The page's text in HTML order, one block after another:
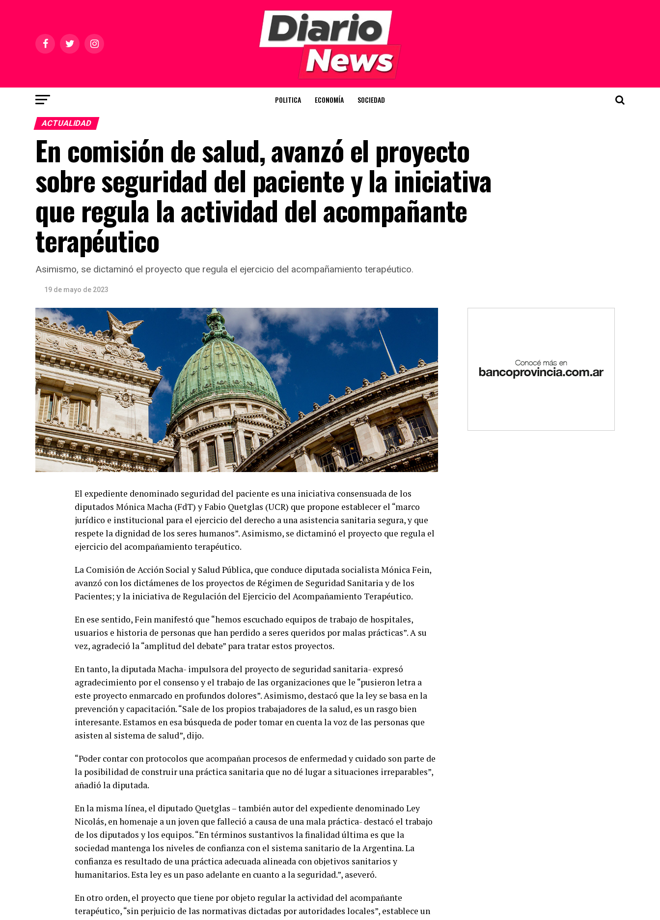
POLITICA ECONOMÍA SOCIEDAD
ACTUALIDAD
En comisión de salud, avanzó el proyecto
sobre seguridad del paciente y la iniciativa
que regula la actividad del acompañante
terapéutico
Asimismo, se dictaminó el proyecto que regula el ejercicio del acompañamiento terapéutico.
19 de mayo de 2023
El expediente denominado seguridad del paciente es una iniciativa consensuada de los
diputados Mónica Macha (FdT) y Fabio Quetglas (UCR) que propone establecer el “marco
jurídico e institucional para el ejercicio del derecho a una asistencia sanitaria segura, y que
respete la dignidad de los seres humanos”. Asimismo, se dictaminó el proyecto que regula el
ejercicio del acompañamiento terapéutico.
La Comisión de Acción Social y Salud Pública, que conduce diputada socialista Mónica Fein,
avanzó con los dictámenes de los proyectos de Régimen de Seguridad Sanitaria y de los
Pacientes; y la iniciativa de Regulación del Ejercicio del Acompañamiento Terapéutico.
En ese sentido, Fein manifestó que “hemos escuchado equipos de trabajo de hospitales,
usuarios e historia de personas que han perdido a seres queridos por malas prácticas”. A su
vez, agradeció la “amplitud del debate” para tratar estos proyectos.
En tanto, la diputada Macha- impulsora del proyecto de seguridad sanitaria- expresó
agradecimiento por el consenso y el trabajo de las organizaciones que le “pusieron letra a
este proyecto enmarcado en profundos dolores”. Asimismo, destacó que la ley se basa en la
prevención y capacitación. “Sale de los propios trabajadores de la salud, es un rasgo bien
interesante. Estamos en esa búsqueda de poder tomar en cuenta la voz de las personas que
asisten al sistema de salud”, dijo.
“Poder contar con protocolos que acompañan procesos de enfermedad y cuidado son parte de
la posibilidad de construir una práctica sanitaria que no dé lugar a situaciones irreparables”,
añadió la diputada.
En la misma línea, el diputado Quetglas – también autor del expediente denominado Ley
Nicolás, en homenaje a un joven que falleció a causa de una mala práctica- destacó el trabajo
de los diputados y los equipos. “En términos sustantivos la finalidad última es que la
sociedad mantenga los niveles de confianza con el sistema sanitario de la Argentina. La
confianza es resultado de una práctica adecuada alineada con objetivos sanitarios y
humanitarios. Esta ley es un paso adelante en cuanto a la seguridad.”, aseveró.
En otro orden, el proyecto que tiene por objeto regular la actividad del acompañante
terapéutico, “sin perjuicio de las normativas dictadas por autoridades locales”, establece un